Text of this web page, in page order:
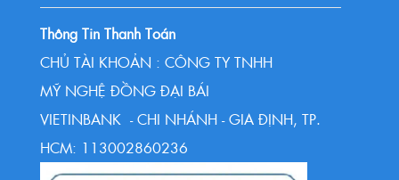
Thông Tin Thanh Toán
CHỦ TÀI KHOẢN : CÔNG TY TNHH
MỸ NGHỆ ĐỒNG ĐẠI BÁI
VIETINBANK - CHI NHÁNH - GIA ĐỊNH, TP.
HCM: 113002860236